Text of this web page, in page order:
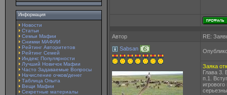
Информация
Новости
Статьи
Семьи Мафии
Снимки МАФИИ
Рейтинг Авторитетов
Рейтинг Семей
Индекс Популярности
Лучший Новичок Мафии
Часто Задаваемые Вопросы
Начисление очков/денег
Таблица Опыта
Вещи Мафии
Секретные материалы
Автор
RE:
Sabsan
Заяка
Глава 3.
п.1.